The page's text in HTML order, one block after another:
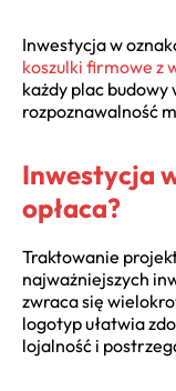
Inwestycja w
koszulki firmowe z
każdy plac
rozpoznawalność
Inwestycja
opłaca?
Traktowanie
najważniejszych
zwraca się
logotyp ułatwia
lojalność i